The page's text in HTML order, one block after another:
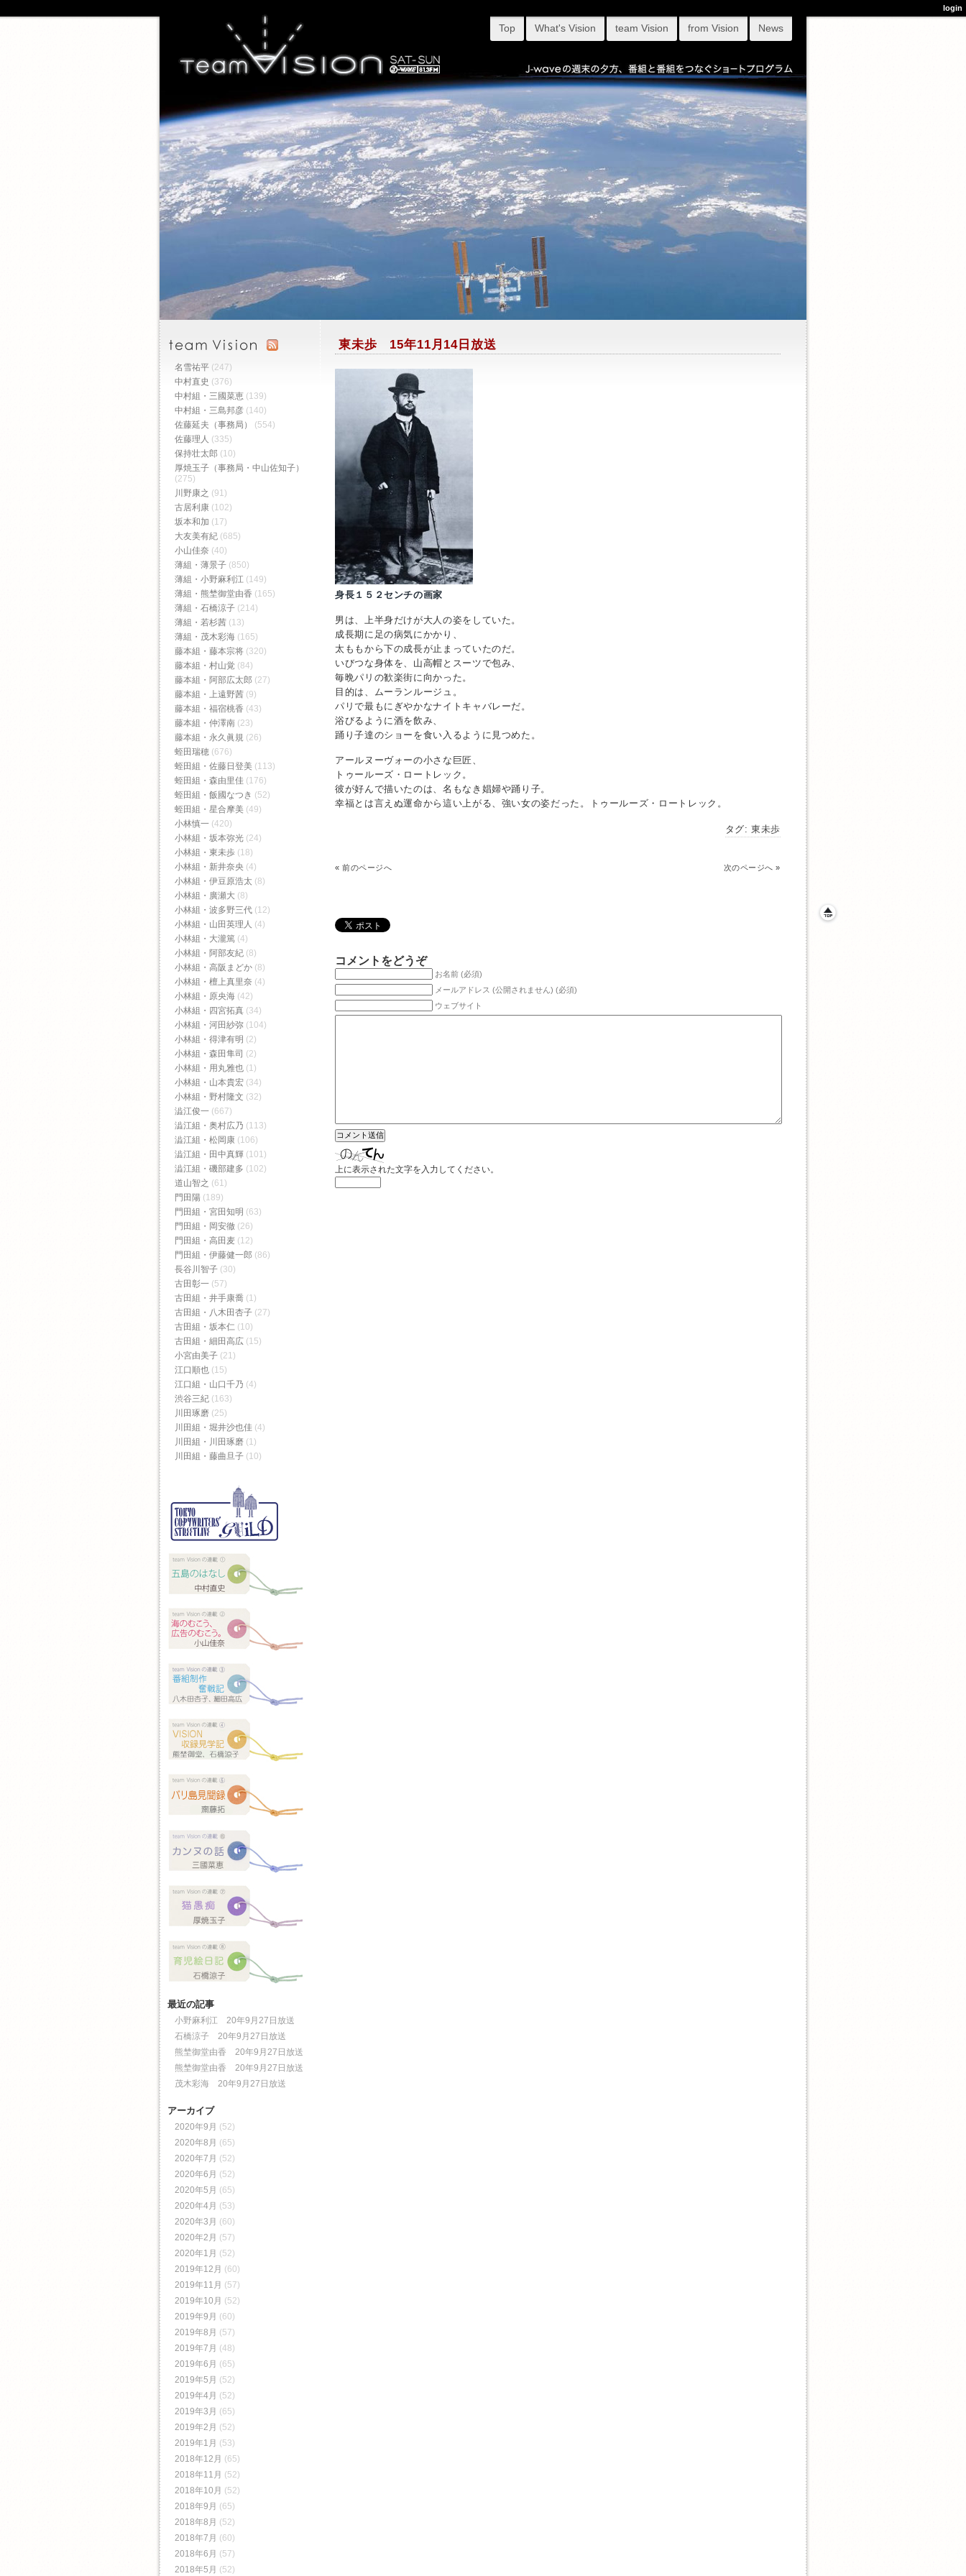
Top What's Vision team Vision from Vision News
東未歩 15年11月14日放送
身長１５２センチの画家
男は、上半身だけが大人の姿をしていた。
成長期に足の病気にかかり、
太ももから下の成長が止まっていたのだ。
いびつな身体を、山高帽とスーツで包み、
毎晩パリの歓楽街に向かった。
目的は、ムーランルージュ。
パリで最もにぎやかなナイトキャバレーだ。
浴びるように酒を飲み、
踊り子達のショーを食い入るように見つめた。
アールヌーヴォーの小さな巨匠、
トゥールーズ・ロートレック。
彼が好んで描いたのは、名もなき娼婦や踊り子。
幸福とは言えぬ運命から這い上がる、強い女の姿だった。トゥールーズ・ロートレック。
タグ:東未歩
«前のページへ 次のページへ »
コメントをどうぞ
お名前 (必須)
メールアドレス (公開されません) (必須)
ウェブサイト
上に表示された文字を入力してください。
名雪祐平 (247)
中村直史 (376)
中村組・三國菜恵 (139)
中村組・三島邦彦 (140)
佐藤延夫（事務局）
(554)
佐藤理人 (335)
保持壮太郎 (10)
厚焼玉子（事務局・中山佐知子）
(275)
川野康之 (91)
古居利康 (102)
坂本和加 (17)
大友美有紀 (685)
小山佳奈 (40)
薄組・薄景子 (850)
薄組・小野麻利江 (149)
薄組・熊埜御堂由香 (165)
薄組・石橋涼子 (214)
薄組・若杉茜 (13)
薄組・茂木彩海 (165)
藤本組・藤本宗将 (320)
藤本組・村山覚 (84)
藤本組・阿部広太郎 (27)
藤本組・上遠野茜 (9)
藤本組・福宿桃香‬ (43)
藤本組・仲澤南 (23)
藤本組・永久眞規 (26)
蛭田瑞穂 (676)
蛭田組・佐藤日登美 (113)
蛭田組・森由里佳 (176)
蛭田組・飯國なつき (52)
蛭田組・星合摩美 (49)
小林慎一 (420)
小林組・坂本弥光 (24)
小林組・東未歩 (18)
小林組・新井奈央 (4)
小林組・伊豆原浩太 (8)
小林組・廣瀬大 (8)
小林組・波多野三代 (12)
小林組・山田英理人 (4)
小林組・大瀧篤 (4)
小林組・阿部友紀 (8)
小林組・高阪まどか (8)
小林組・檀上真里奈 (4)
小林組・原央海 (42)
小林組・四宮拓真 (34)
小林組・河田紗弥 (104)
小林組・得津有明 (2)
小林組・森田隼司 (2)
小林組・用丸雅也 (1)
小林組・山本貴宏 (34)
小林組・野村隆文 (32)
澁江俊一 (667)
澁江組・奥村広乃 (113)
澁江組・松岡康 (106)
澁江組・田中真輝 (101)
澁江組・磯部建多 (102)
道山智之 (61)
門田陽 (189)
門田組・宮田知明 (63)
門田組・岡安徹 (26)
門田組・高田麦 (12)
門田組・伊藤健一郎 (86)
長谷川智子 (30)
古田彰一 (57)
古田組・井手康喬 (1)
古田組・八木田杏子 (27)
古田組・坂本仁 (10)
古田組・細田高広 (15)
小宮由美子 (21)
江口順也 (15)
江口組・山口千乃 (4)
渋谷三紀 (163)
川田琢磨 (25)
川田組・堀井沙也佳 (4)
川田組・川田琢磨 (1)
川田組・藤曲旦子 (10)
最近の記事
小野麻利江 20年9月27日放送
石橋涼子 20年9月27日放送
熊埜御堂由香 20年9月27日放送
熊埜御堂由香 20年9月27日放送
茂木彩海 20年9月27日放送
アーカイブ
2020年9月 (52)
2020年8月 (65)
2020年7月 (52)
2020年6月 (52)
2020年5月 (65)
2020年4月 (53)
2020年3月 (60)
2020年2月 (57)
2020年1月 (52)
2019年12月 (60)
2019年11月 (57)
2019年10月 (52)
2019年9月 (60)
2019年8月 (57)
2019年7月 (48)
2019年6月 (65)
2019年5月 (52)
2019年4月 (52)
2019年3月 (65)
2019年2月 (52)
2019年1月 (53)
2018年12月 (65)
2018年11月 (52)
2018年10月 (52)
2018年9月 (65)
2018年8月 (52)
2018年7月 (60)
2018年6月 (57)
2018年5月 (52)
login